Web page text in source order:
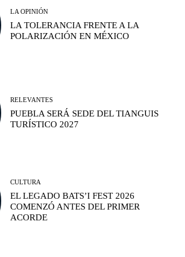
LA OPINIÓN
LA TOLERANCIA FRENTE A LA
POLARIZACIÓN EN MÉXICO
RELEVANTES
PUEBLA SERÁ SEDE DEL TIANGUIS
TURÍSTICO 2027
CULTURA
EL LEGADO BATS’I FEST 2026
COMENZÓ ANTES DEL PRIMER
ACORDE